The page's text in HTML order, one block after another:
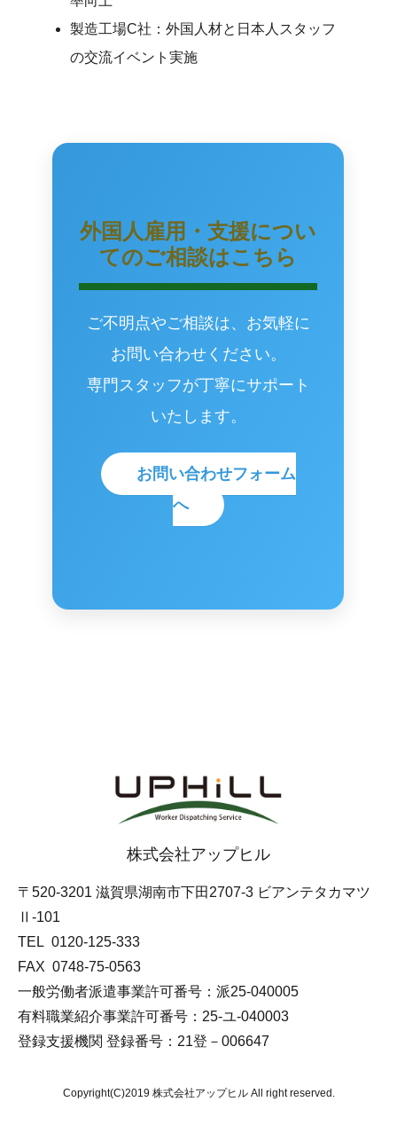
製造工場C社：外国人材と日本人スタッフ
の交流イベント実施
外国人雇用・支援につい
てのご相談はこちら
ご不明点やご相談は、お気軽に
お問い合わせください。
専門スタッフが丁寧にサポート
いたします。
お問い合わせフォーム
へ
株式会社アップヒル
〒520-3201 滋賀県湖南市下田2707-3 ビアンテタカマツ
Ⅱ-101
TEL 0120-125-333
FAX 0748-75-0563
一般労働者派遣事業許可番号：派25-040005
有料職業紹介事業許可番号：25-ユ-040003
登録支援機関 登録番号：21登－006647
Copyright(C)2019 株式会社アップヒル All right reserved.